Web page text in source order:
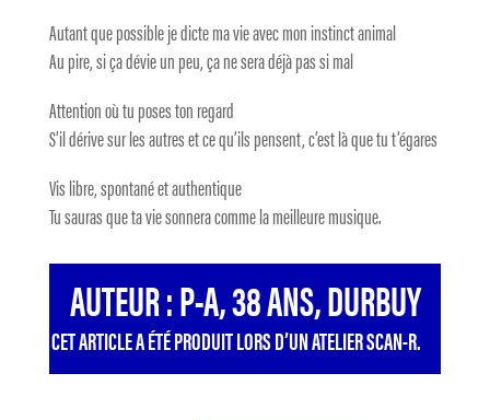
Autant que possible je dicte ma vie avec mon instinct animal
Au pire, si ça dévie un peu, ça ne sera déjà pas si mal
Attention où tu poses ton regard
S’il dérive sur les autres et ce qu’ils pensent, c’est là que tu t’égares
Vis libre, spontané et authentique
Tu sauras que ta vie sonnera comme la meilleure musique.
AUTEUR : P-A, 38 ANS, DURBUY
CET ARTICLE A ÉTÉ PRODUIT LORS D’UN ATELIER SCAN-R.